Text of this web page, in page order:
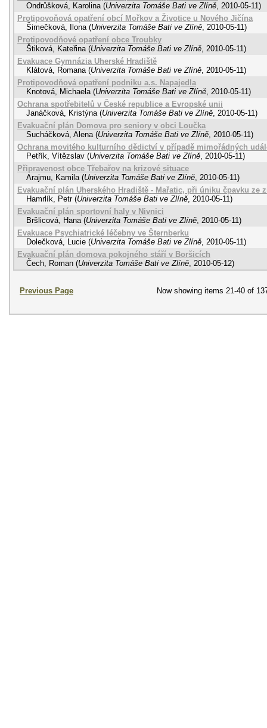
Ondrůšková, Karolina (Univerzita Tomáše Bati ve Zlíně, 2010-05-11)
Protipovoňová opatření obcí Mořkov a Životice u Nového Jičína
Šimečková, Ilona (Univerzita Tomáše Bati ve Zlíně, 2010-05-11)
Protipovodňové opatření obce Troubky
Štiková, Kateřina (Univerzita Tomáše Bati ve Zlíně, 2010-05-11)
Evakuace Gymnázia Uherské Hradiště
Klátová, Romana (Univerzita Tomáše Bati ve Zlíně, 2010-05-11)
Protipovodňová opatření podniku a.s. Napajedla
Knotová, Michaela (Univerzita Tomáše Bati ve Zlíně, 2010-05-11)
Ochrana spotřebitelů v České republice a Evropské unii
Janáčková, Kristýna (Univerzita Tomáše Bati ve Zlíně, 2010-05-11)
Evakuační plán Domova pro seniory v obci Loučka
Sucháčková, Alena (Univerzita Tomáše Bati ve Zlíně, 2010-05-11)
Ochrana movitého kulturního dědictví v případě mimořádných
Petřík, Vítězslav (Univerzita Tomáše Bati ve Zlíně, 2010-05-11)
Připravenost obce Třebařov na krizové situace
Arajmu, Kamila (Univerzita Tomáše Bati ve Zlíně, 2010-05-11)
Evakuační plán Uherského Hradiště - Mařatic, při úniku čpavku ze
Hamrlík, Petr (Univerzita Tomáše Bati ve Zlíně, 2010-05-11)
Evakuační plán sportovní haly v Nivnici
Bršlicová, Hana (Univerzita Tomáše Bati ve Zlíně, 2010-05-11)
Evakuace Psychiatrické léčebny ve Šternberku
Dolečková, Lucie (Univerzita Tomáše Bati ve Zlíně, 2010-05-11)
Evakuační plán domova pokojného stáří v Boršicích
Čech, Roman (Univerzita Tomáše Bati ve Zlíně, 2010-05-12)
Previous Page Now showing items 21-40 of